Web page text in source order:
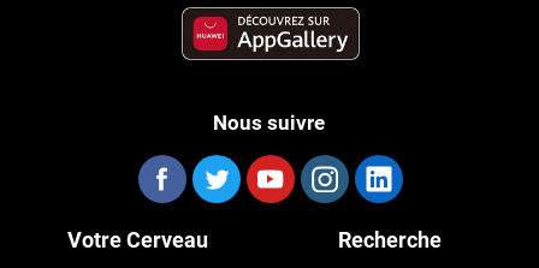
Nous suivre
Votre Cerveau Recherche